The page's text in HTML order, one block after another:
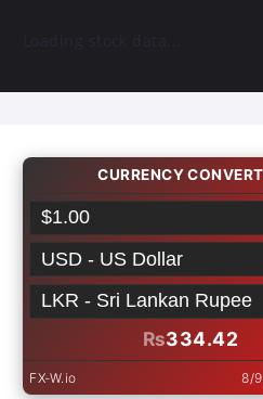
Loading stock data...